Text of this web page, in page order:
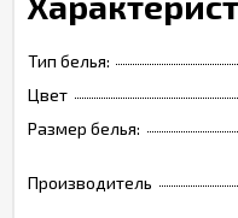
Тип белья:
Цвет
Размер белья:
Производитель